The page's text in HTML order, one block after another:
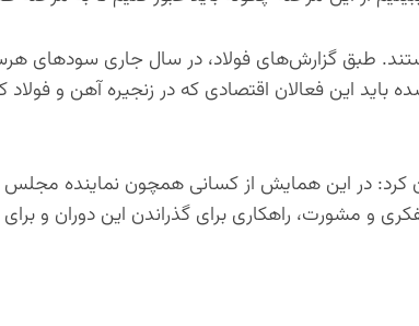
طبق گزارش‌های فولاد، در سال جاری سودهای
این فعالان اقتصادی که در زنجیره آهن و فولاد
کرد: در این همایش از کسانی همچون نماینده
و مشورت، راهکاری برای گذراندن این دوران و